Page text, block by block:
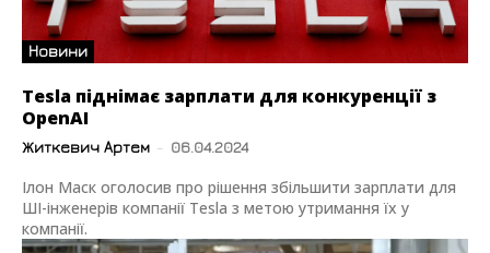
Новини
Tesla піднімає зарплати для конкуренції з
OpenAI
Житкевич Артем - 06.04.2024
Ілон Маск оголосив про рішення збільшити зарплати для
ШІ-інженерів компанії Tesla з метою утримання їх у
компанії.